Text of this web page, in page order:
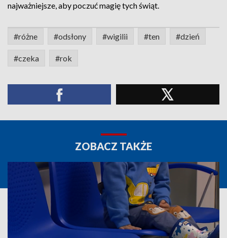
najważniejsze, aby poczuć magię tych świąt.
#różne #odsłony #wigilii #ten #dzień
#czeka #rok
ZOBACZ TAKŻE